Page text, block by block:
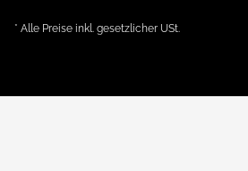
* Alle Preise inkl. gesetzlicher USt.